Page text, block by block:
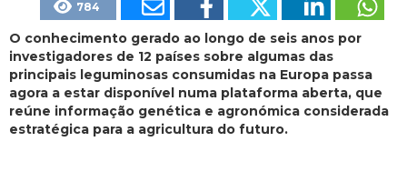
784
O conhecimento gerado ao longo de seis anos por
investigadores de 12 países sobre algumas das
principais leguminosas consumidas na Europa passa
agora a estar disponível numa plataforma aberta, que
reúne informação genética e agronómica considerada
estratégica para a agricultura do futuro.